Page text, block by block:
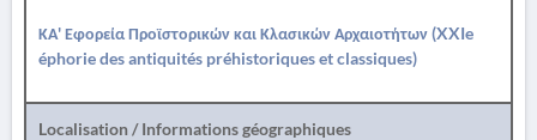
ΚΑ' Εφορεία Προϊστορικών και Κλασικών Αρχαιοτήτων (XXIe
éphorie des antiquités préhistoriques et classiques)
Localisation / Informations géographiques